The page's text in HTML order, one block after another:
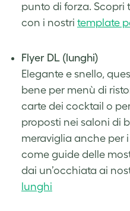
punto di forza. Scopri
con i nostri template
Flyer DL (lunghi)
Elegante e snello,
bene per menù di
carte dei cocktail o
proposti nei saloni di
meraviglia anche per
come guide delle
dai un’occhiata ai
lunghi